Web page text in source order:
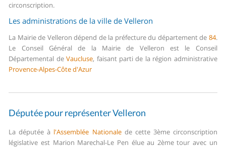
circonscription.
Les administrations de la ville de Velleron
La Mairie de Velleron dépend de la préfecture du département de 84.
Le Conseil Général de la Mairie de Velleron est le Conseil
Départemental deVaucluse, faisant parti de la région administrative
Provence-Alpes-Côte d'Azur
Députée pour représenter Velleron
La députée à l'Assemblée Nationalede cette 3ème circonscription
législative est Marion Marechal-Le Pen élue au 2ème tour avec un